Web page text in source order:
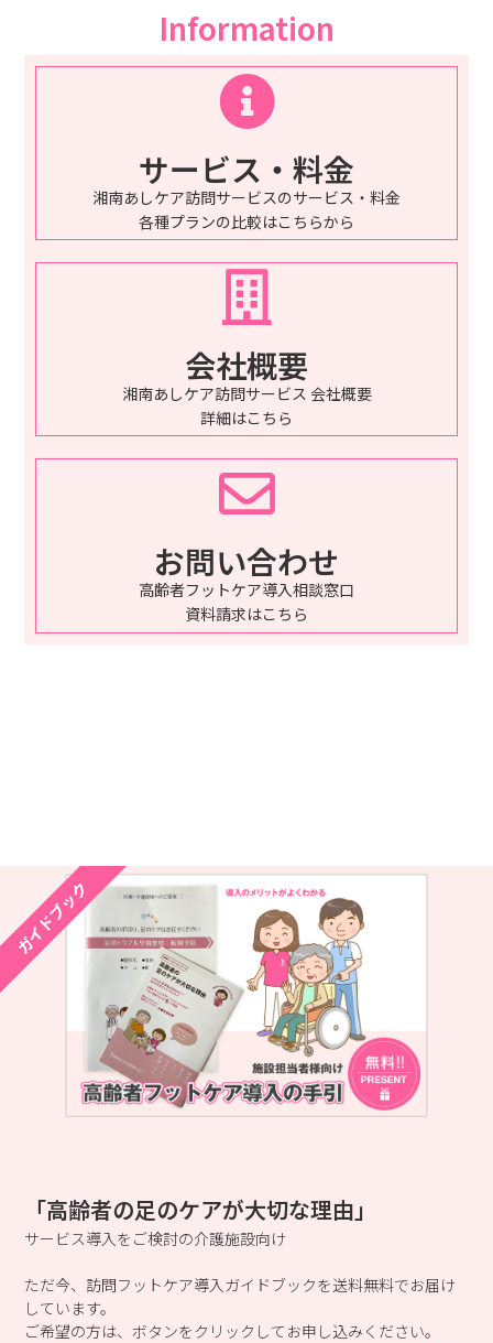
Information
サービス・料金
湘南あしケア訪問サービスのサービス・料金
各種プランの比較はこちらから
会社概要
湘南あしケア訪問サービス 会社概要
詳細はこちら
お問い合わせ
高齢者フットケア導入相談窓口
資料請求はこちら
「高齢者の足のケアが大切な理由」
サービス導入をご検討の介護施設向け
ただ今、訪問フットケア導入ガイドブックを送料無料でお届け
しています。
ご希望の方は、ボタンをクリックしてお申し込みください。
ガイドブック